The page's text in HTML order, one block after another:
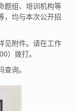
题组、培训机构等
，均与本次公开招
见附件。请在工作
）拨打。
询。